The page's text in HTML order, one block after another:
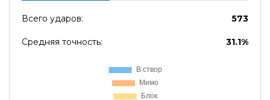
Всего ударов: 573
Средняя точность: 31.1%